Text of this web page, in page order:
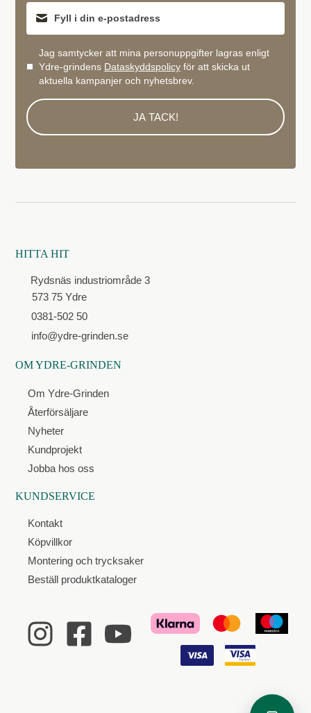
Jag samtycker att mina personuppgifter lagras enligt
Ydre-grindens Dataskyddspolicy för att skicka ut
aktuella kampanjer och nyhetsbrev.
HITTA HIT
Rydsnäs industriområde 3
573 75 Ydre
0381-502 50
info@ydre-grinden.se
OM YDRE-GRINDEN
Om Ydre-Grinden
Återförsäljare
Nyheter
Kundprojekt
Jobba hos oss
KUNDSERVICE
Kontakt
Köpvillkor
Montering och trycksaker
Beställ produktkataloger